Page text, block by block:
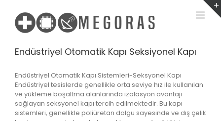
content
Endüstriyel Otomatik Kapı Seksiyonel Kapı
Endüstriyel Otomatik Kapı Sistemleri-Seksyonel Kapı
Endüstriyel tesislerde genellikle orta seviye hız ile kullanılan
ve yükleme boşaltma alanlarında izolasyon avantajı
sağlayan seksyonel kapı tercih edilmektedir. Bu kapı
sistemleri, genellikle poliüretan dolgu sayesinde ve dış çelik